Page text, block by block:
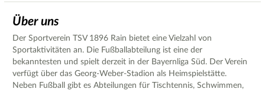
Über uns
Der Sportverein TSV 1896 Rain bietet eine Vielzahl von
Sportaktivitäten an. Die Fußballabteilung ist eine der
bekanntesten und spielt derzeit in der Bayernliga Süd. Der Verein
verfügt über das Georg-Weber-Stadion als Heimspielstätte.
Neben Fußball gibt es Abteilungen für Tischtennis, Schwimmen,